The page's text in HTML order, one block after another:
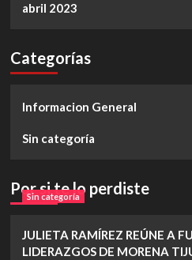
abril 2023
Categorías
Informacion General
Sin categoría
Por si te lo perdiste
Sin categoría
JULIETA RAMÍREZ REÚNE A
LIDERAZGOS DE MORENA